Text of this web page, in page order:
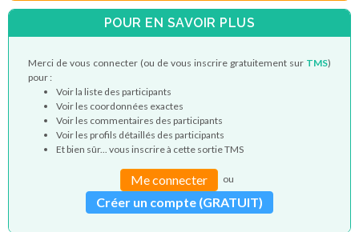
POUR EN SAVOIR PLUS
Merci de vous connecter (ou de vous inscrire gratuitement sur TMS)
pour :
Voir la liste des participants
Voir les coordonnées exactes
Voir les commentaires des participants
Voir les profils détaillés des participants
Et bien sûr... vous inscrire à cette sortie TMS
Me connecter ou
Créer un compte (GRATUIT)